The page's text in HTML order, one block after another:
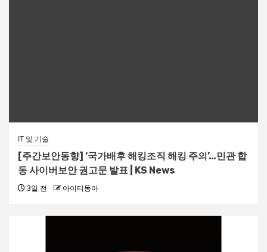
IT 및 기술
[주간보안동향] ‘국가배후 해킹조직 해킹 주의’…민관 합
동 사이버보안 권고문 발표 | KS News
3일 전 아이티동아